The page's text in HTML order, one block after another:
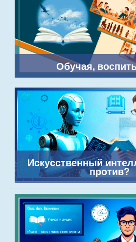
Обучая,
Искусственный
против?